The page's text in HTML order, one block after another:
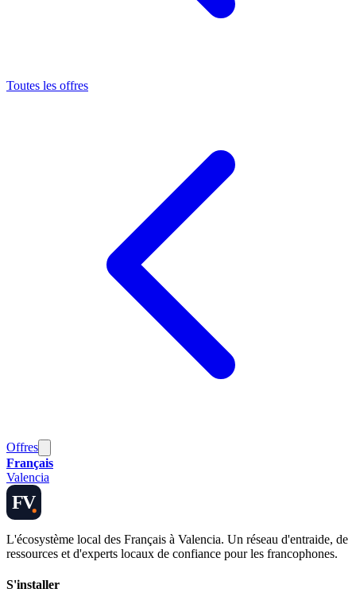
Toutes les offres
Offres
Français
Valencia
FV
L'écosystème local des Français à Valencia. Un réseau d'entraide, de
ressources et d'experts locaux de confiance pour les francophones.
S'installer